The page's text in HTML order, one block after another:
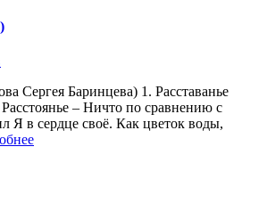
Сергея Баринцева) 1. Расставанье
Расстоянье – Ничто по сравнению с
Я в сердце своё. Как цветок воды,